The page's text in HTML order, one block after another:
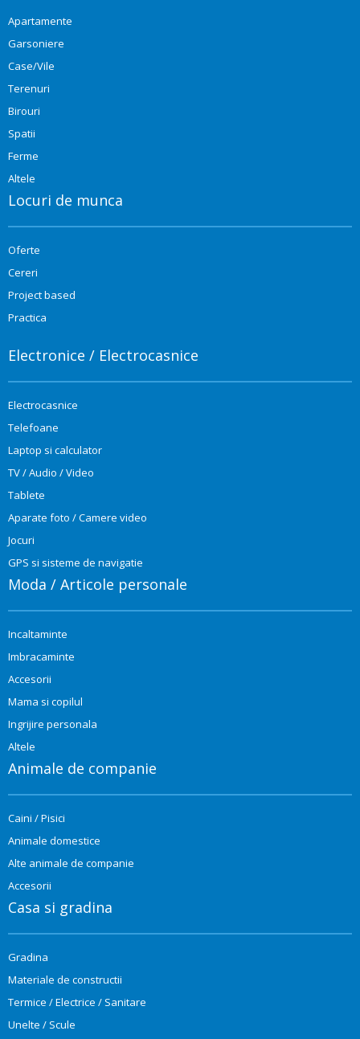
Apartamente
Garsoniere
Case/Vile
Terenuri
Birouri
Spatii
Ferme
Altele
Locuri de munca
Oferte
Cereri
Project based
Practica
Electronice / Electrocasnice
Electrocasnice
Telefoane
Laptop si calculator
TV / Audio / Video
Tablete
Aparate foto / Camere video
Jocuri
GPS si sisteme de navigatie
Moda / Articole personale
Incaltaminte
Imbracaminte
Accesorii
Mama si copilul
Ingrijire personala
Altele
Animale de companie
Caini / Pisici
Animale domestice
Alte animale de companie
Accesorii
Casa si gradina
Gradina
Materiale de constructii
Termice / Electrice / Sanitare
Unelte / Scule